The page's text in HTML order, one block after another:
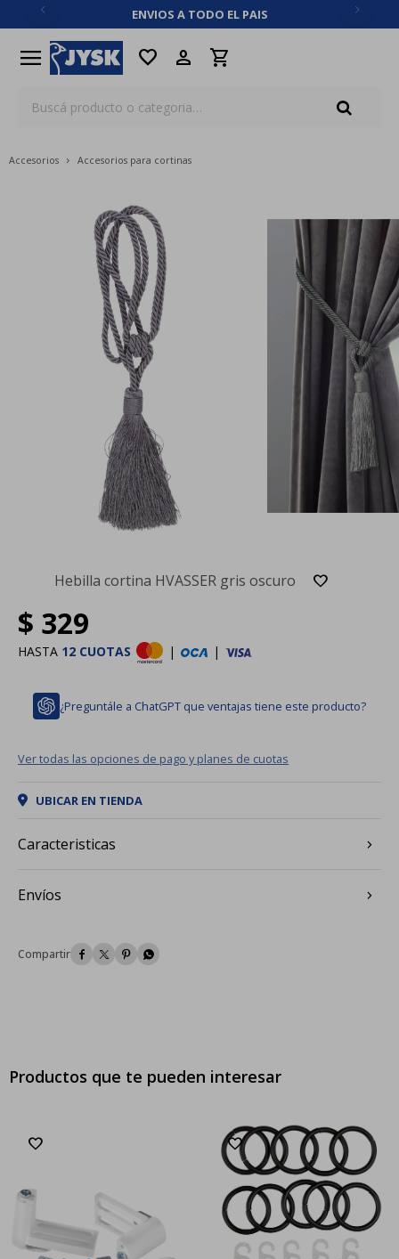
ENVIOS A TODO EL PAIS
menu favorite
Accesorios Accesorios para cortinas
Hebilla cortina HVASSER gris oscuro
$ 329
HASTA 12 CUOTAS | |
¿Preguntále a ChatGPT que ventajas tiene este producto?
Ver todas las opciones de pago y planes de cuotas
UBICAR EN TIENDA
Caracteristicas
Envíos
   
Productos que te pueden interesar
close